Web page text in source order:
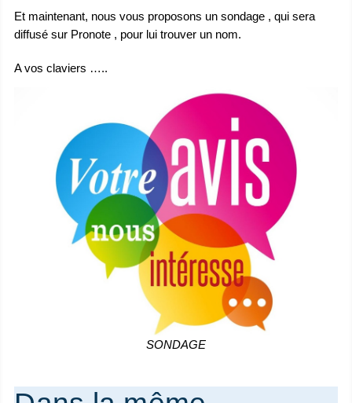
Et maintenant, nous vous proposons un sondage , qui sera
diffusé sur Pronote , pour lui trouver un nom.
A vos claviers …..
SONDAGE